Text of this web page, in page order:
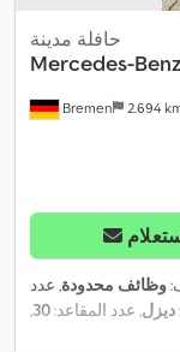
Bremen 2.694
حافلة مدينة
Mercedes-Benz
وظائف محدودة, عدد
ديزل , عدد المقاعد:30